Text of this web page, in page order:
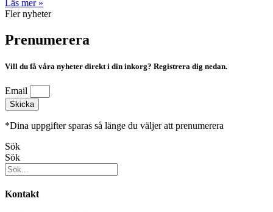
Läs mer »
Fler nyheter
Prenumerera
Vill du få våra nyheter direkt i din inkorg? Registrera dig nedan.
Email
Skicka
*Dina uppgifter sparas så länge du väljer att prenumerera
Sök
Sök
Kontakt